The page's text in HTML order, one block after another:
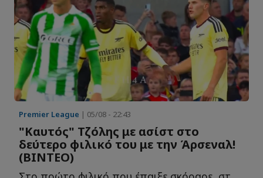
Premier League | 05/08 - 22:43
"Καυτός" Τζόλης με ασίστ στο
δεύτερο φιλικό του με την Άρσεναλ!
(ΒΙΝΤΕΟ)